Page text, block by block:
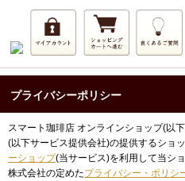
プライバシーポリシー
スマート珈琲店 オンラインショップ(以下
(以下サービス提供会社)の提供するショ
ーショップ(当サービス)を利用して当シ
株式会社の定めたプライバシー・ポリシ